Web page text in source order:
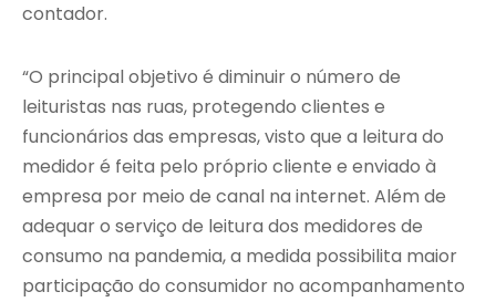
contador.
“O principal objetivo é diminuir o número de
leituristas nas ruas, protegendo clientes e
funcionários das empresas, visto que a leitura do
medidor é feita pelo próprio cliente e enviado à
empresa por meio de canal na internet. Além de
adequar o serviço de leitura dos medidores de
consumo na pandemia, a medida possibilita maior
participação do consumidor no acompanhamento